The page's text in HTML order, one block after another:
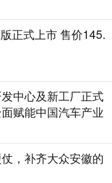
正式上市 售价145.
中心及新工厂正式
赋能中国汽车产业
，补齐大众安徽的